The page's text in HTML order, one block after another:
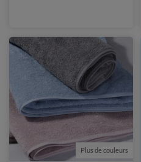
Plus de couleurs